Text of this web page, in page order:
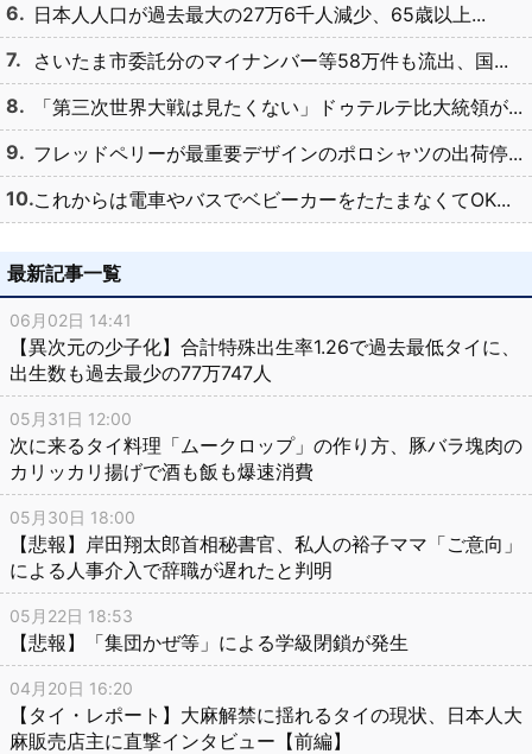
日本人人口が過去最大の27万6千人減少、65歳以上...
さいたま市委託分のマイナンバー等58万件も流出、国...
「第三次世界大戦は見たくない」ドゥテルテ比大統領が...
フレッドペリーが最重要デザインのポロシャツの出荷停...
これからは電車やバスでベビーカーをたたまなくてOK...
最新記事一覧
06月02日 14:41
【異次元の少子化】合計特殊出生率1.26で過去最低タイに、
出生数も過去最少の77万747人
05月31日 12:00
次に来るタイ料理「ムークロップ」の作り方、豚バラ塊肉の
カリッカリ揚げで酒も飯も爆速消費
05月30日 18:00
【悲報】岸田翔太郎首相秘書官、私人の裕子ママ「ご意向」
による人事介入で辞職が遅れたと判明
05月22日 18:53
【悲報】「集団かぜ等」による学級閉鎖が発生
04月20日 16:20
【タイ・レポート】大麻解禁に揺れるタイの現状、日本人大
麻販売店主に直撃インタビュー【前編】